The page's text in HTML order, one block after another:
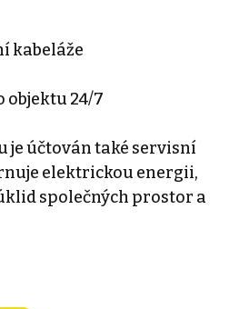
kabeláže
objektu 24/7
je účtován také servisní
elektrickou energii,
společných prostor a